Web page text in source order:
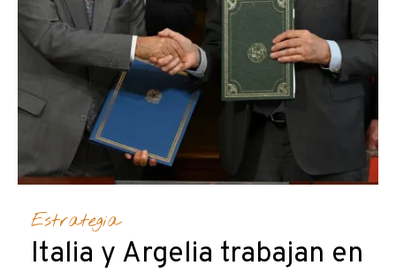
Estrategia
Italia y Argelia trabajan en